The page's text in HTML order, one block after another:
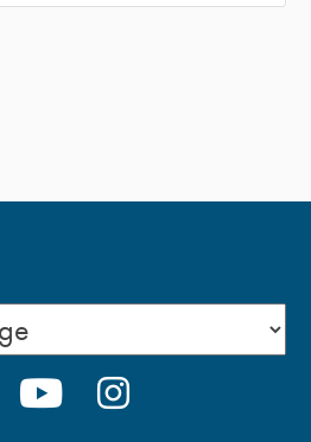
FACEBOOK
YOUTUBE